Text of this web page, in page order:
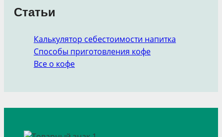
Статьи
Калькулятор себестоимости напитка
Способы приготовления кофе
Все о кофе